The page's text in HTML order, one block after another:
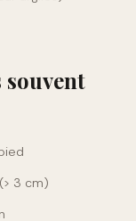
souvent
3 cm)